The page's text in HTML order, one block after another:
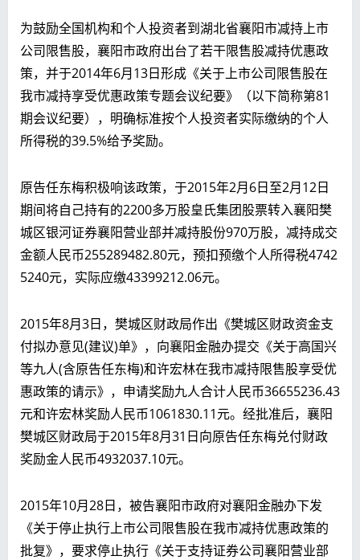
为鼓励全国机构和个人投资者到湖北省襄阳市减持上市
公司限售股，襄阳市政府出台了若干限售股减持优惠政
策，并于2014年6月13日形成《关于上市公司限售股在
我市减持享受优惠政策专题会议纪要》（以下简称第81
期会议纪要），明确标准按个人投资者实际缴纳的个人
所得税的39.5%给予奖励。
原告任东梅积极响该政策，于2015年2月6日至2月12日
期间将自己持有的2200多万股皇氏集团股票转入襄阳樊
城区银河证券襄阳营业部并减持股份970万股，减持成交
金额人民币255289482.80元，预扣预缴个人所得税4742
5240元，实际应缴43399212.06元。
2015年8月3日，樊城区财政局作出《樊城区财政资金支
付拟办意见(建议)单》，向襄阳金融办提交《关于高国兴
等九人(含原告任东梅)和许宏林在我市减持限售股享受优
惠政策的请示》，申请奖励九人合计人民币36655236.43
元和许宏林奖励人民币1061830.11元。经批准后，襄阳
樊城区财政局于2015年8月31日向原告任东梅兑付财政
奖励金人民币4932037.10元。
2015年10月28日，被告襄阳市政府对襄阳金融办下发
《关于停止执行上市公司限售股在我市减持优惠政策的
批复》，要求停止执行《关于支持证券公司襄阳营业部